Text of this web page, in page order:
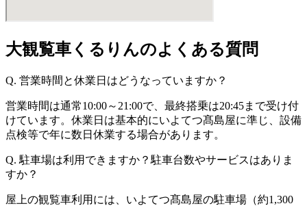
大観覧車くるりんのよくある質問
Q. 営業時間と休業日はどうなっていますか？
営業時間は通常10:00～21:00で、最終搭乗は20:45まで受け付
けています。休業日は基本的にいよてつ髙島屋に準じ、設備
点検等で年に数日休業する場合があります。
Q. 駐車場は利用できますか？駐車台数やサービスはありま
すか？
屋上の観覧車利用には、いよてつ髙島屋の駐車場（約1,300